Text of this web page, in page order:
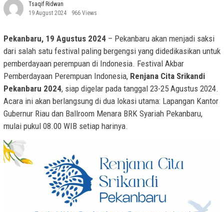
Tsaqif Ridwan
19 August 2024
966 Views
Pekanbaru, 19 Agustus 2024 – Pekanbaru akan menjadi saksi
dari salah satu festival paling bergengsi yang didedikasikan untuk
pemberdayaan perempuan di Indonesia. Festival Akbar
Pemberdayaan Perempuan Indonesia, Renjana Cita Srikandi
Pekanbaru 2024, siap digelar pada tanggal 23-25 Agustus 2024.
Acara ini akan berlangsung di dua lokasi utama: Lapangan Kantor
Gubernur Riau dan Ballroom Menara BRK Syariah Pekanbaru,
mulai pukul 08.00 WIB setiap harinya.